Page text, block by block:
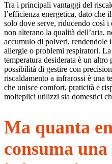
Tra i principali vantaggi del
l’efficienza energetica, dato che
solo dove serve, riducendo così
non alterano la qualità dell’aria,
accumulo di polveri, rendendole
allergie o problemi respiratori.
temperatura desiderata è un
possibilità di gestire con
riscaldamento a infrarossi è una
che unisce comfort, praticità e
molteplici utilizzi sia domestici
Ma quanta
consuma